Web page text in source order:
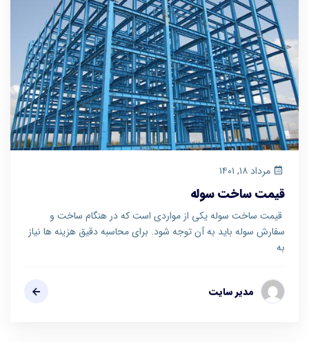
مرداد ۱۸, ۱۴۰۱
قیمت ساخت سوله
قیمت ساخت سوله یکی از مواردی است که در هنگام ساخت و
سفارش سوله باید به آن توجه شود. برای محاسبه دقیق هزینه ها نیاز
به
مدیر سایت